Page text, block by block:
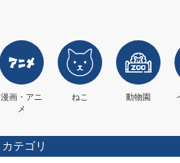
漫画・アニ
メ
ねこ 動物園
カテゴリ